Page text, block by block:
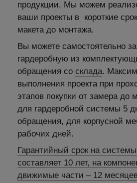
продукции. Мы можем
ваши проекты в короткие
макета до монтажа.
Вы можете самостоятельно
гардеробную из
обращения со склада.
выполнения проекта при
этапов покупки от замера до
для гардеробной системы 5
обращения, для корпусной
рабочих дней.
Гарантийный срок на
составляет 10 лет, на
движимые части – 12